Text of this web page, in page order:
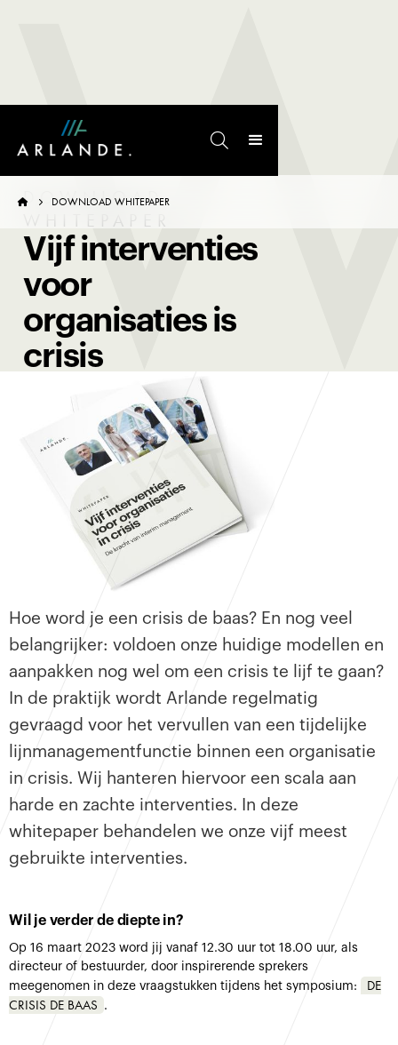

  DOWNLOAD WHITEPAPER
DOWNLOAD
WHITEPAPER
Vijf interventies
voor
organisaties is
crisis
Hoe word je een crisis de baas? En nog veel
belangrijker: voldoen onze huidige modellen en
aanpakken nog wel om een crisis te lijf te gaan?
In de praktijk wordt Arlande regelmatig
gevraagd voor het vervullen van een tijdelijke
lijnmanagementfunctie binnen een organisatie
in crisis. Wij hanteren hiervoor een scala aan
harde en zachte interventies. In deze
whitepaper behandelen we onze vijf meest
gebruikte interventies.
Wil je verder de diepte in?
Op 16 maart 2023 word jij vanaf 12.30 uur tot 18.00 uur, als
directeur of bestuurder, door inspirerende sprekers
meegenomen in deze vraagstukken tijdens het symposium:
DE
CRISIS DE BAAS
.